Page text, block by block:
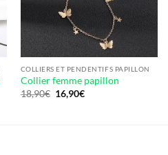
COLLIERS ET PENDENTIFS PAPILLON
Collier femme papillon
18,90€ Le
prix
16,90€Le